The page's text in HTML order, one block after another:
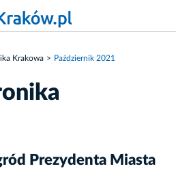
Krakowa Październik 2021
Prezydenta Miasta